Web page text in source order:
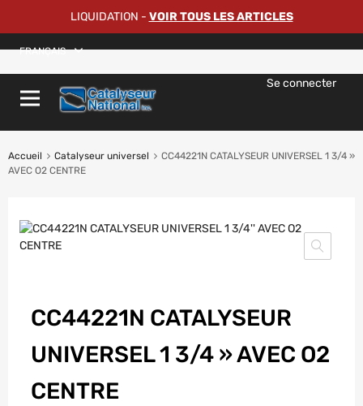
LIQUIDATION - VOIR TOUS LES ARTICLES
FRANÇAIS
Se connecter
Accueil Catalyseur universel
CC44221N CATALYSEUR UNIVERSEL 1 3/4 »
AVEC O2 CENTRE
CC44221N CATALYSEUR
UNIVERSEL 1 3/4 » AVEC O2
CENTRE